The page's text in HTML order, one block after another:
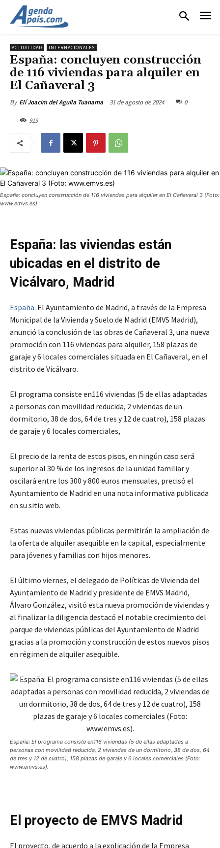
ACTUALIDAD INTERNACIONALES
España: concluyen construcción
de 116 viviendas para alquiler en
El Cañaveral 3
By Elí Joacim del Aguila Tuanama 31 de agosto de 2024 0
919
España: concluyen construcción de 116 viviendas para alquiler en El Cañaveral 3 (Foto:
www.emvs.es)
España: las viviendas están
ubicadas en el distrito de
Vicálvaro, Madrid
España. El Ayuntamiento de Madrid, a través de la Empresa
Municipal de la Vivienda y Suelo de Madrid (EMVS Madrid),
anunció la conclusión de las obras de Cañaveral 3, una nueva
promoción con 116 viviendas para alquiler, 158 plazas de
garaje y 6 locales comerciales situada en El Cañaveral, en el
distrito de Vicálvaro.
El programa consiste en116 viviendas (5 de ellas adaptadas
a personas con movilidad reducida, 2 viviendas de un
dormitorio, 38 de dos, 64 de tres y 12 de cuatro), 158 plazas
de garaje y 6 locales comerciales,
El precio de la renta de estos pisos, en ningún caso será
superior al 30 % de los ingresos de la unidad familiar y
oscilará entre los 300 y 800 euros mensuales, precisó el
Ayuntamiento de Madrid en una nota informativa publicada
en su sitio web.
Estas nuevas viviendas públicas permitirán la ampliación de
la oferta de alquiler asequible en la capital, especialmente
para jóvenes y familias con hijos menores.
El último viernes, el delegado de Políticas de Vivienda del
Ayuntamiento de Madrid y presidente de EMVS Madrid,
Álvaro González, visitó esta nueva promoción de viviendas y
al finalizar la diligencia destacó el notable crecimiento del
parque de viviendas públicas del Ayuntamiento de Madrid
gracias a la promoción y construcción de estos nuevos pisos
en régimen de alquiler asequible.
España: El programa consiste en116 viviendas (5 de ellas adaptadas a
personas con movilidad reducida, 2 viviendas de un dormitorio, 38 de dos, 64
de tres y 12 de cuatro), 158 plazas de garaje y 6 locales comerciales (Foto:
www.emvs.es).
El proyecto de EMVS Madrid
El proyecto, de acuerdo a la explicación de la Empresa